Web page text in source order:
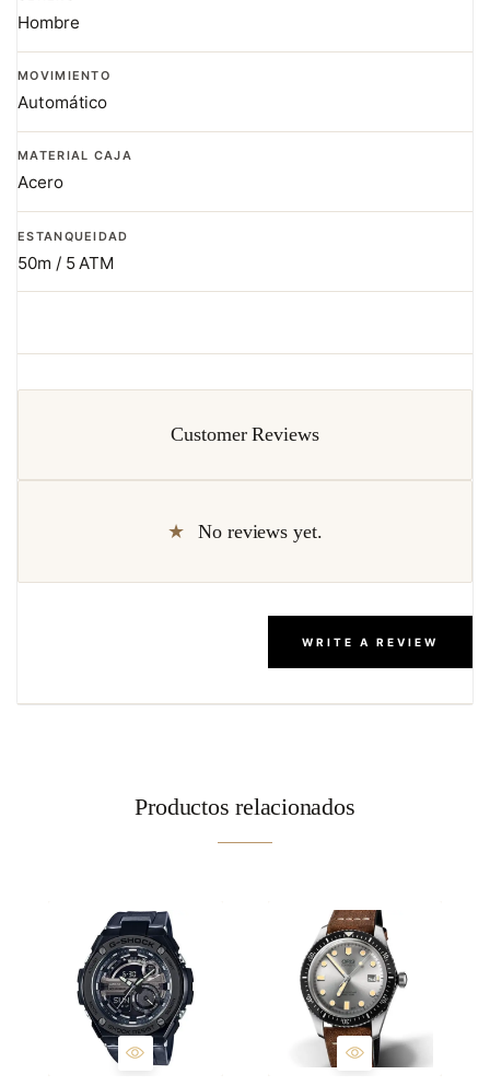
Hombre
MOVIMIENTO
Automático
MATERIAL CAJA
Acero
ESTANQUEIDAD
50m / 5 ATM
Customer Reviews
No reviews yet.
WRITE A REVIEW
Productos relacionados